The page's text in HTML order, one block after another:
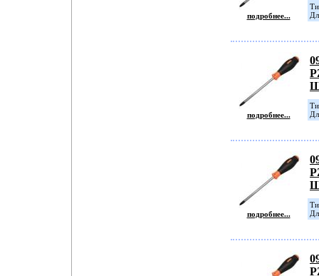
подробнее...
подробнее...
подробнее...